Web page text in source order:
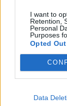
I want to
Retention,
Personal
Purposes
Opted Out
Data